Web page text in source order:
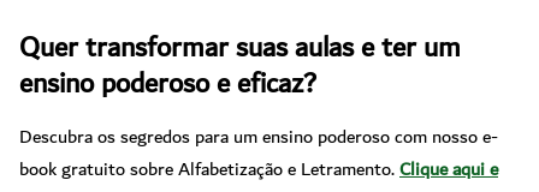
Quer transformar suas aulas e ter um
ensino poderoso e eficaz?
Descubra os segredos para um ensino poderoso com nosso e-
book gratuito sobre Alfabetização e Letramento.Clique aqui e